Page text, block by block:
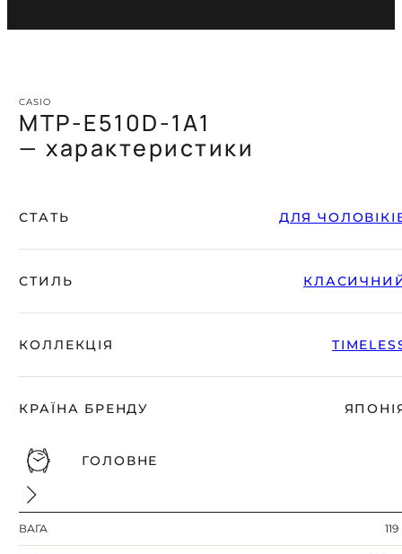
CASIO
MTP-E510D-1A1
— характеристики
СТАТЬ ДЛЯ
СТИЛЬ
КОЛЛЕКЦІЯ
КРАЇНА БРЕНДУ
ГОЛОВНЕ
ВАГА 119